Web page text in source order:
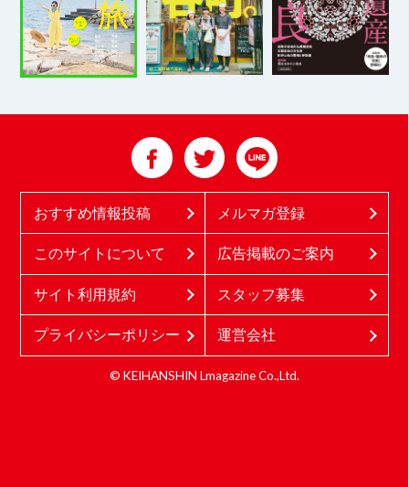
おすすめ情報投稿 メルマガ登録
このサイトについて 広告掲載のご案内
サイト利用規約 スタッフ募集
プライバシーポリシー 運営会社
© KEIHANSHIN Lmagazine Co.,Ltd.